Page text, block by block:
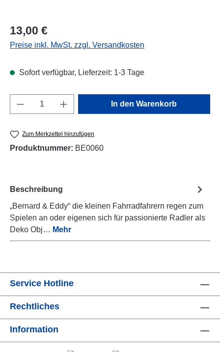
Regulärer Preis:
13,00 €
Preise inkl. MwSt. zzgl. Versandkosten
Sofort verfügbar, Lieferzeit: 1-3 Tage
Produkt Anzahl: Gib den gewünschten
In den Warenkorb
Zum Merkzettel hinzufügen
Produktnummer: BE0060
Beschreibung
„Bernard & Eddy“ die kleinen Fahrradfahrern regen zum
Spielen an oder eigenen sich für passionierte Radler als
Deko Obj… Mehr
Service Hotline
Rechtliches
Information